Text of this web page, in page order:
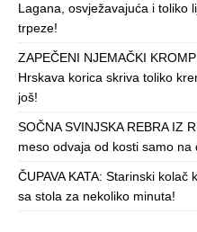
Lagana, osvježavajuća i toliko
trpeze!
ZAPEČENI NJEMAČKI
Hrskava korica skriva toliko
još!
SOČNA SVINJSKA REBRA IZ
meso odvaja od kosti samo na
ČUPAVA KATA: Starinski
sa stola za nekoliko minuta!